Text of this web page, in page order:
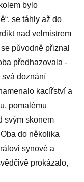
bylo
se táhly až do
nad velmistrem
původně přiznal
předhazovala -
doznání
kacířství a
pomalému
svým skonem
do několika
synové a
prokázalo,